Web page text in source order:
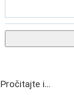
Pročitajte i...